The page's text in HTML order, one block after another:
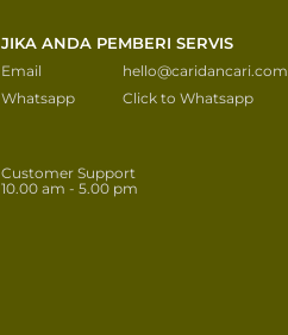
JIKA ANDA PEMBERI SERVIS
Email
hello@caridancari.com
Whatsapp
Click to Whatsapp
Customer Support
10.00 am - 5.00 pm